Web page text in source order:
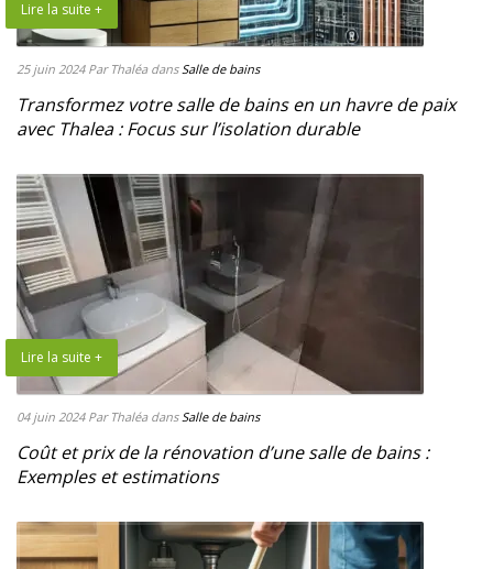
Lire la suite +
25 juin 2024 Par Thaléa dansSalle de bains
Transformez votre salle de bains en un havre de paix
avec Thalea : Focus sur l’isolation durable
Lire la suite +
04 juin 2024 Par Thaléa dansSalle de bains
Coût et prix de la rénovation d’une salle de bains :
Exemples et estimations